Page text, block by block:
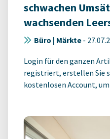
schwachen
wachsenden
Büro | Märkte -
Login für den ganzen
registriert, erstellen Sie
kostenlosen Account, um